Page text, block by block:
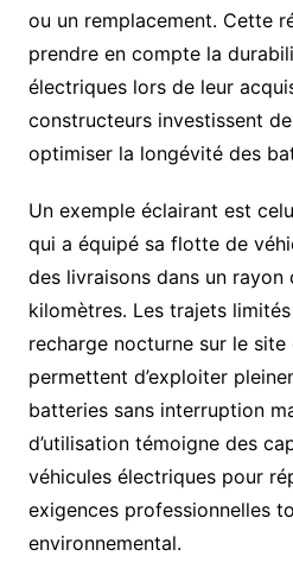
ou un remplacement. Cette
prendre en compte la
électriques lors de leur
constructeurs investissent
optimiser la longévité des
Un exemple éclairant est
qui a équipé sa flotte de
des livraisons dans un rayon
kilomètres. Les trajets
recharge nocturne sur le site
permettent d’exploiter
batteries sans interruption
d’utilisation témoigne des
véhicules électriques pour
exigences professionnelles
environnemental.